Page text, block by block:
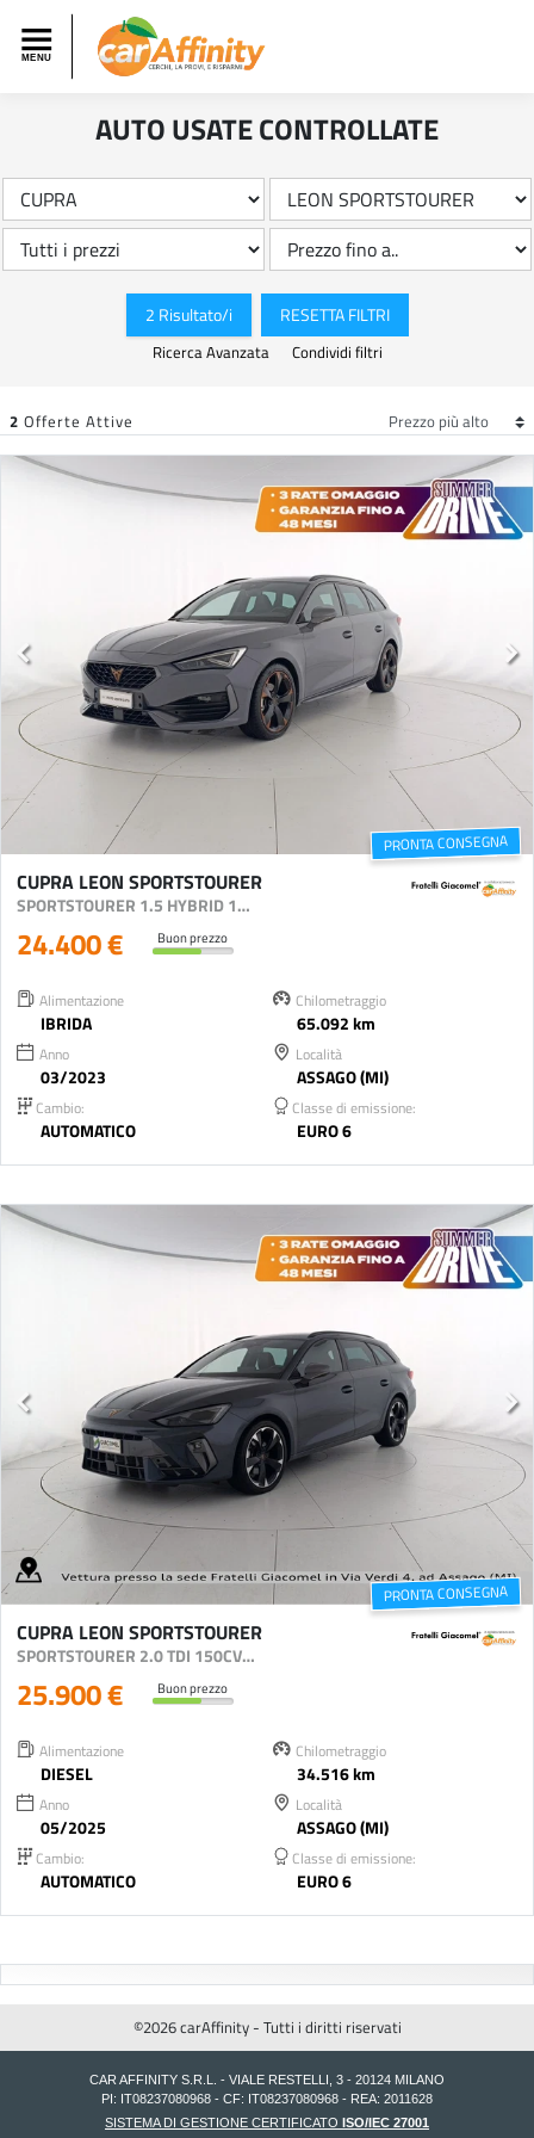
AUTO USATE CONTROLLATE
2 Risultato/i RESETTA FILTRI
Ricerca Avanzata Condividi filtri
2 Offerte Attive
PRONTA CONSEGNA
CUPRA LEON SPORTSTOURER
SPORTSTOURER 1.5 HYBRID 150CV DSG
24.400 € Buon prezzo
Alimentazione
IBRIDA
Chilometraggio
65.092 km
Anno
03/2023
Località
ASSAGO (MI)
Cambio:
AUTOMATICO
Classe di emissione:
EURO 6
PRONTA CONSEGNA
CUPRA LEON SPORTSTOURER
SPORTSTOURER 2.0 TDI 150CV DSG
25.900 € Buon prezzo
Alimentazione
DIESEL
Chilometraggio
34.516 km
Anno
05/2025
Località
ASSAGO (MI)
Cambio:
AUTOMATICO
Classe di emissione:
EURO 6
©2026 carAffinity - Tutti i diritti riservati
CAR AFFINITY S.R.L. - VIALE RESTELLI, 3 - 20124 MILANO
PI: IT08237080968 - CF: IT08237080968 - REA: 2011628
SISTEMA DI GESTIONE CERTIFICATO ISO/IEC 27001